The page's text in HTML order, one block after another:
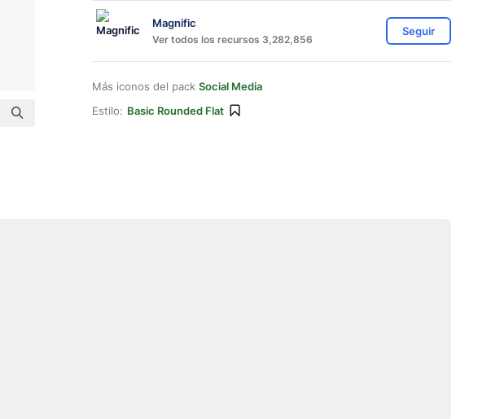
Magnific
Ver todos los recursos 3,282,856
Seguir
Más iconos del pack Social Media
Estilo: Basic Rounded Flat